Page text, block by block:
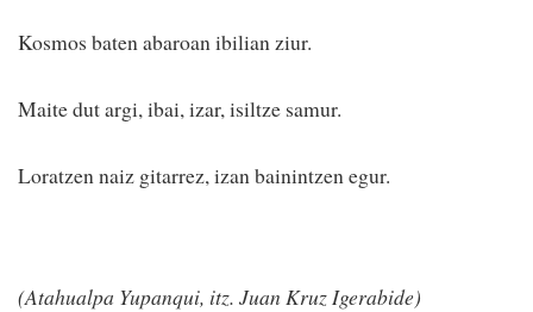
Kosmos baten abaroan ibilian ziur.
Maite dut argi, ibai, izar, isiltze samur.
Loratzen naiz gitarrez, izan bainintzen egur.
(Atahualpa Yupanqui, itz. Juan Kruz Igerabide)